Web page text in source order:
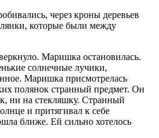
через кроны деревьев
которые были между
Маришка остановилась.
солнечные лучики,
Маришка присмотрелась
полянок странный предмет. Он
ни на стекляшку. Странный
и притягивал к себе
ближе. Ей сильно хотелось